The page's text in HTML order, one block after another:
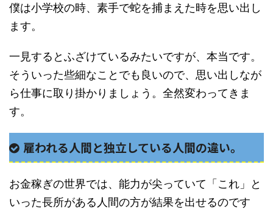
僕は小学校の時、素手で蛇を捕まえた時を思い出し
ます。
一見するとふざけているみたいですが、本当です。
そういった些細なことでも良いので、思い出しなが
ら仕事に取り掛かりましょう。全然変わってきま
す。
雇われる人間と独立している人間の違い。
お金稼ぎの世界では、能力が尖っていて「これ」と
いった長所がある人間の方が結果を出せるのです